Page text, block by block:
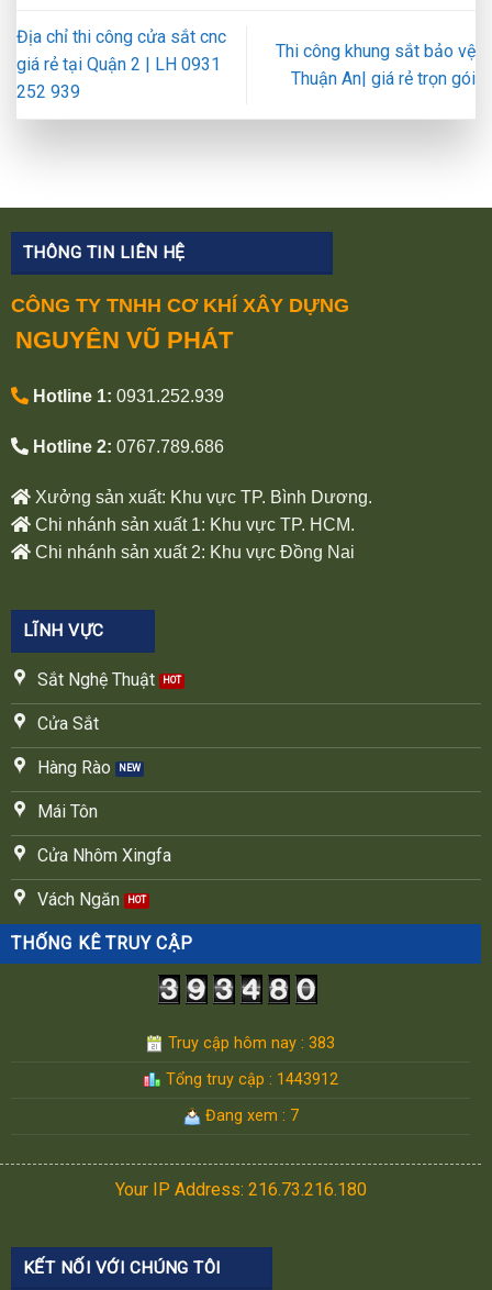
Địa chỉ thi công cửa sắt cnc
giá rẻ tại Quận 2 | LH 0931
252 939
Thi công khung sắt bảo vệ
Thuận An| giá rẻ trọn gói
THÔNG TIN LIÊN HỆ
CÔNG TY TNHH CƠ KHÍ XÂY DỰNG
NGUYÊN VŨ PHÁT
Hotline 1: 0931.252.939
Hotline 2: 0767.789.686
Xưởng sản xuất: Khu vực TP. Bình Dương.
Chi nhánh sản xuất 1: Khu vực TP. HCM.
Chi nhánh sản xuất 2: Khu vực Đồng Nai
LĨNH VỰC
Sắt Nghệ Thuật
Cửa Sắt
Hàng Rào
Mái Tôn
Cửa Nhôm Xingfa
Vách Ngăn
THỐNG KÊ TRUY CẬP
Truy cập hôm nay : 383
Tổng truy cập : 1443912
Đang xem : 7
Your IP Address: 216.73.216.180
KẾT NỐI VỚI CHÚNG TÔI